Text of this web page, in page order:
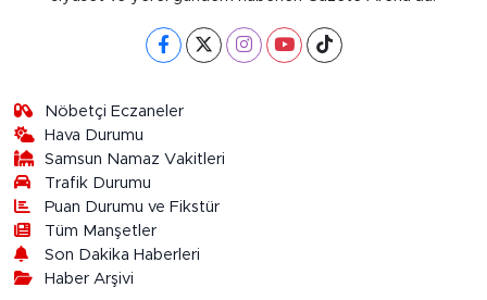
Nöbetçi Eczaneler
Hava Durumu
Samsun Namaz Vakitleri
Trafik Durumu
Puan Durumu ve Fikstür
Tüm Manşetler
Son Dakika Haberleri
Haber Arşivi